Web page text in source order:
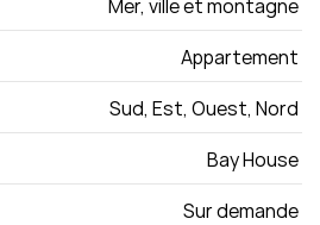
Mer, ville et montagne
Appartement
Sud, Est, Ouest, Nord
Bay House
Sur demande